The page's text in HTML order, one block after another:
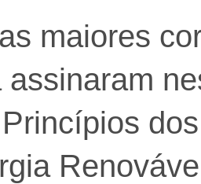
maiores
assinaram
Princípios